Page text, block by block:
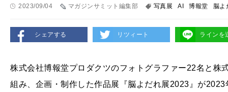
2023/09/04 マガジンサミット編集部 写真展 AI 博報堂 脳よ
シェアする リツィート ラインを
株式会社博報堂プロダクツのフォトグラファー22名と株
組み、企画・制作した作品展『脳よだれ展2023』が